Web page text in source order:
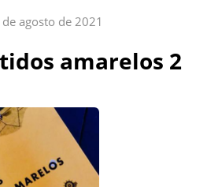
agosto de 2021
amarelos 2